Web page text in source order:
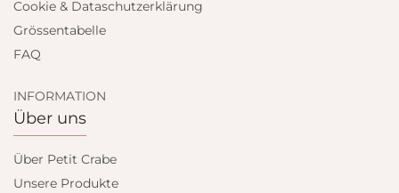
Cookie & Dataschutzerklärung
Grössentabelle
FAQ
INFORMATION
Über uns
Über Petit Crabe
Unsere Produkte